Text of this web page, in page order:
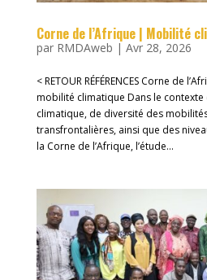
Corne de l’Afrique | Mobilité
par RMDAweb | Avr 28, 2026
< RETOUR RÉFÉRENCES Corne de
mobilité climatique Dans le
climatique, de diversité des
transfrontalières, ainsi que des
la Corne de l’Afrique, l’étude...